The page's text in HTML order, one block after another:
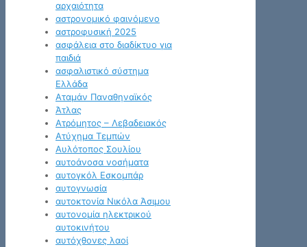
αρχαιότητα
αστρονομικό φαινόμενο
αστροφυσική 2025
ασφάλεια στο διαδίκτυο για
παιδιά
ασφαλιστικό σύστημα
Ελλάδα
Αταμάν Παναθηναϊκός
Άτλας
Ατρόμητος – Λεβαδειακός
Ατύχημα Τεμπών
Αυλότοπος Σουλίου
αυτοάνοσα νοσήματα
αυτογκόλ Εσκομπάρ
αυτογνωσία
αυτοκτονία Νικόλα Άσιμου
αυτονομία ηλεκτρικού
αυτοκινήτου
αυτόχθονες λαοί